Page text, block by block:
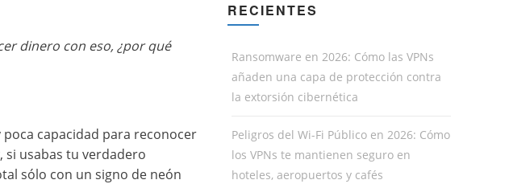
dinero con eso, ¿por qué
capacidad para reconocer
si usabas tu verdadero
sólo con un signo de neón
RECIENTES
Ransomware en 2026: Cómo las VPNs
añaden una capa de protección contra
la extorsión cibernética
Peligros del Wi-Fi Público en 2026: Cómo
los VPNs te mantienen seguro en
hoteles, aeropuertos y cafés